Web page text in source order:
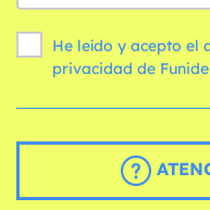
He leído y acepto el
privacidad de